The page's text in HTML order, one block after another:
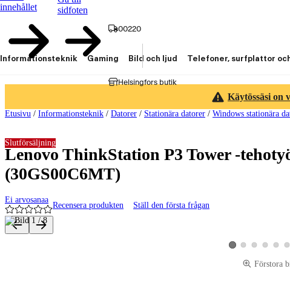
innehållet
sidfoten
00220
Helsingfors butik
Informationsteknik Gaming Bild och ljud Telefoner, surfplattor
Käytössäsi on
Etusivu / Informationsteknik / Datorer / Stationära datorer / Windows stationära
Lenovo ThinkStation P3 Tower -
(30GS00C6MT)
Ei arvosanaa
Recensera produkten Ställ den första frågan
Slutförsäljning
Produktbilder och videor
Visa produktbild 1
Visa produktbild 2
Visa produktbild 3
Visa Visa
Förstora